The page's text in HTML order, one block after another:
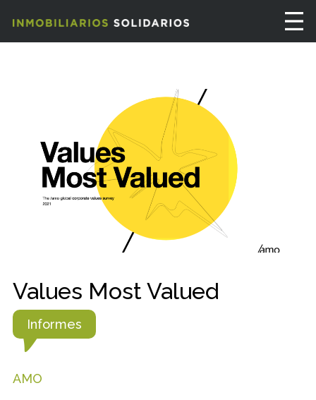
Values Most Valued
Informes
AMO